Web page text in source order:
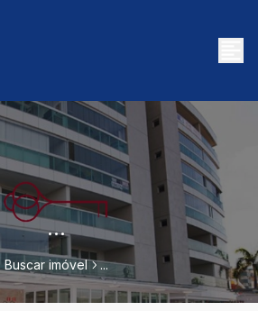
...
Buscar imóvel ...